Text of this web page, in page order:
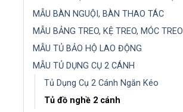
MẪU BÀN NGUỘI, BÀN THAO TÁC
MẪU BẢNG TREO, KỆ TREO, MÓC TREO
MẪU TỦ BẢO HỘ LAO ĐỘNG
MẪU TỦ DỤNG CỤ 2 CÁNH
Tủ Dụng Cụ 2 Cánh Ngăn Kéo
Tủ đồ nghề 2 cánh